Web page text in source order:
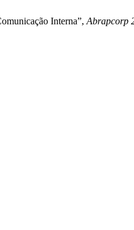
Interna”, Abrapcorp